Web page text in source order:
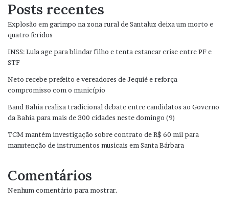
Posts recentes
Explosão em garimpo na zona rural de Santaluz deixa um morto e
quatro feridos
INSS: Lula age para blindar filho e tenta estancar crise entre PF e
STF
Neto recebe prefeito e vereadores de Jequié e reforça
compromisso com o município
Band Bahia realiza tradicional debate entre candidatos ao Governo
da Bahia para mais de 300 cidades neste domingo (9)
TCM mantém investigação sobre contrato de R$ 60 mil para
manutenção de instrumentos musicais em Santa Bárbara
Comentários
Nenhum comentário para mostrar.